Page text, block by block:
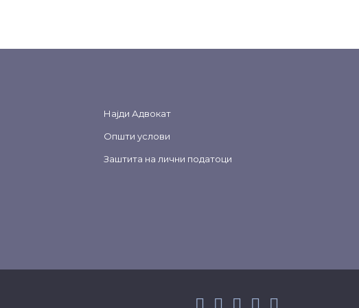
Најди Адвокат
Општи услови
Заштита на лични податоци